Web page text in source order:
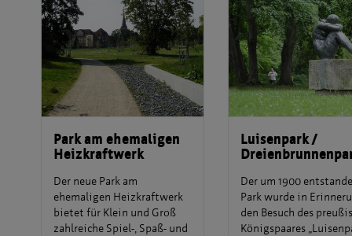
Park am ehemaligen
Heizkraftwerk
Der neue Park am
ehemaligen Heizkraftwerk
bietet für Klein und Groß
zahlreiche Spiel-, Spaß- und
Luisenpark /
Der um 1900
Park wurde in
den Besuch des
Königspaares